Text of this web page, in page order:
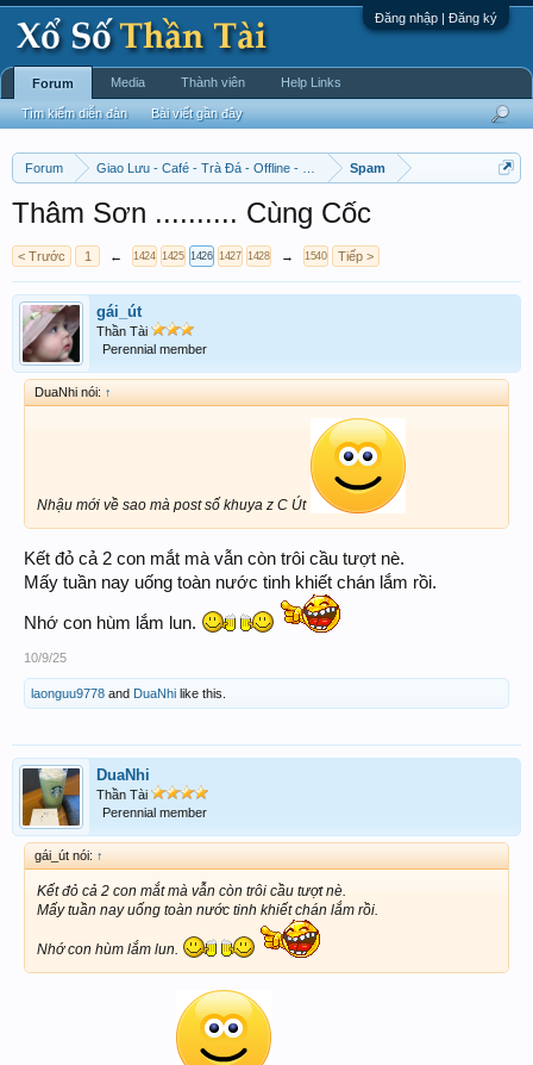
Đăng nhập | Đăng ký
Forum Giao Lưu - Café - Trà Đá - Offline - Tỉnh Tò Hihi!
Spam
Thâm Sơn .......... Cùng Cốc
< Trước 1 ← 1424 1425 1426 1427 1428 → 1540 Tiếp >
gái_út
Thần Tài
Perennial member
DuaNhi nói: ↑
Nhậu mới về sao mà post số khuya z C Út
Kết đỏ cả 2 con mắt mà vẫn còn trôi cầu tượt nè.
Mấy tuần nay uống toàn nước tinh khiết chán lắm rồi.
Nhớ con hùm lắm lun.
10/9/25
laonguu9778 and DuaNhi like this.
DuaNhi
Thần Tài
Perennial member
gái_út nói: ↑
Kết đỏ cả 2 con mắt mà vẫn còn trôi cầu tượt nè.
Mấy tuần nay uống toàn nước tinh khiết chán lắm rồi.
Nhớ con hùm lắm lun.
Forum
Tìm kiếm diễn đàn Bài viết gần đây
Media Thành viên Help Links